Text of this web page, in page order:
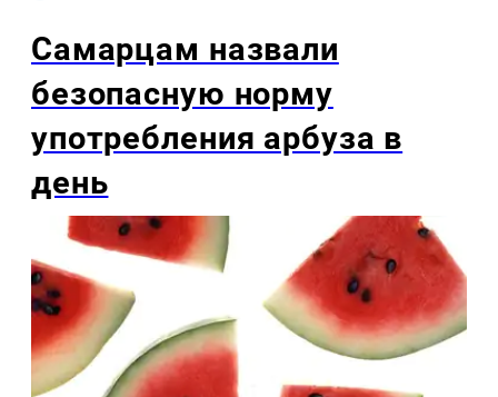
Самарцам назвали
безопасную норму
употребления арбуза в
день